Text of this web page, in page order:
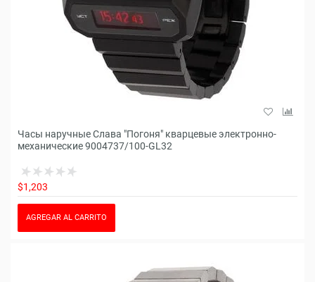
Часы наручные Слава "Погоня" кварцевые электронно-
механические 9004737/100-GL32
$1,203
AGREGAR AL CARRITO